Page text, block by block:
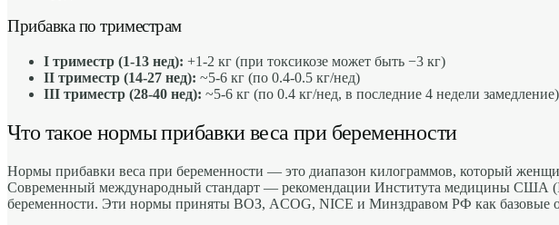
Прибавка по триместрам
I триместр (1-13 нед): +1-2 кг (при токсикозе может быть −3 кг)
II триместр (14-27 нед): ~5-6 кг (по 0.4-0.5 кг/нед)
III триместр (28-40 нед): ~5-6 кг (по 0.4 кг/нед, в последние 4 недели замедление)
Что такое нормы прибавки веса при беременности
Нормы прибавки веса при беременности — это диапазон килограммов, который
Современный международный стандарт — рекомендации Института медицины США
беременности. Эти нормы приняты ВОЗ, ACOG, NICE и Минздравом РФ как базовые